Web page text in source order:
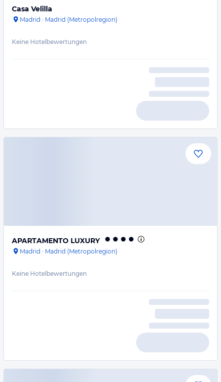
Casa Velilla
Madrid · Madrid (Metropolregion)
Keine Hotelbewertungen
APARTAMENTO LUXURY
Madrid · Madrid (Metropolregion)
Keine Hotelbewertungen